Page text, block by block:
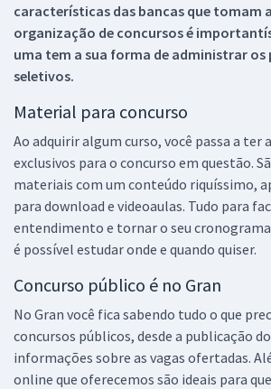
características das bancas que tomam
organização de concursos é
uma tem a sua forma de administrar os
seletivos.
Material para concurso
Ao adquirir algum curso, você passa a ter
exclusivos para o concurso em questão.
materiais com um conteúdo riquíssimo,
para download e videoaulas. Tudo para
entendimento e tornar o seu
é possível estudar onde e quando quiser.
Concurso público é no Gran
No Gran você fica sabendo tudo o que
concursos públicos, desde a publicação
informações sobre as vagas ofertadas.
online que oferecemos são ideais para